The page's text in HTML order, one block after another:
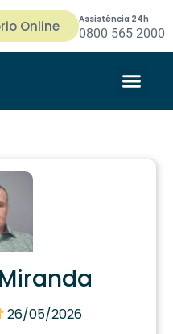
Online Assistência 24h
0800 565 2000
26/05/2026